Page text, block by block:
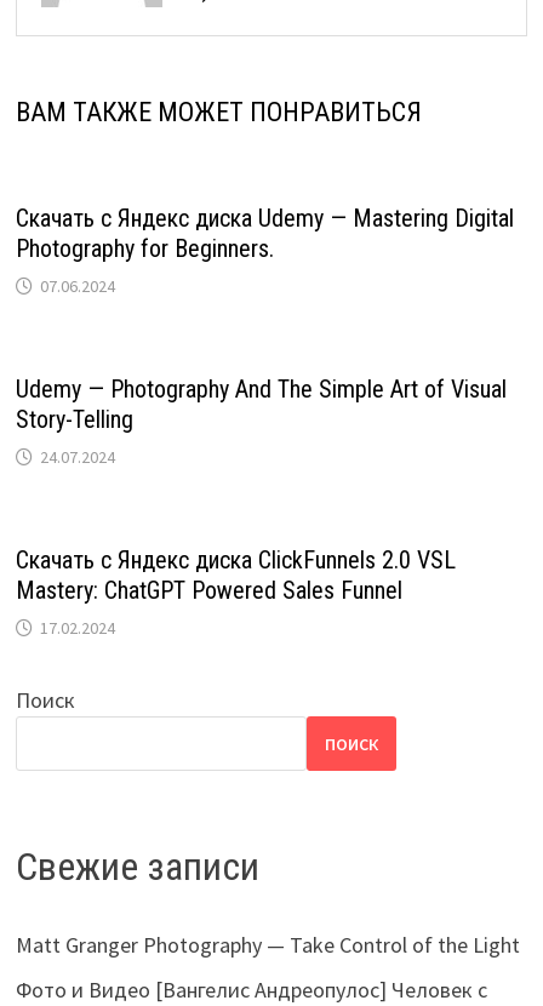
ВАМ ТАКЖЕ МОЖЕТ ПОНРАВИТЬСЯ
Скачать с Яндекс диска Udemy — Mastering Digital
Photography for Beginners.
07.06.2024
Udemy — Photography And The Simple Art of Visual
Story-Telling
24.07.2024
Скачать с Яндекс диска ClickFunnels 2.0 VSL
Mastery: ChatGPT Powered Sales Funnel
17.02.2024
Поиск
ПОИСК
Свежие записи
Matt Granger Photography — Take Control of the Light
Фото и Видео [Вангелис Андреопулос] Человек с